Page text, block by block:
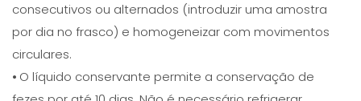
consecutivos ou alternados (introduzir uma amostra
por dia no frasco) e homogeneizar com movimentos
circulares.
⦁ O líquido conservante permite a conservação de